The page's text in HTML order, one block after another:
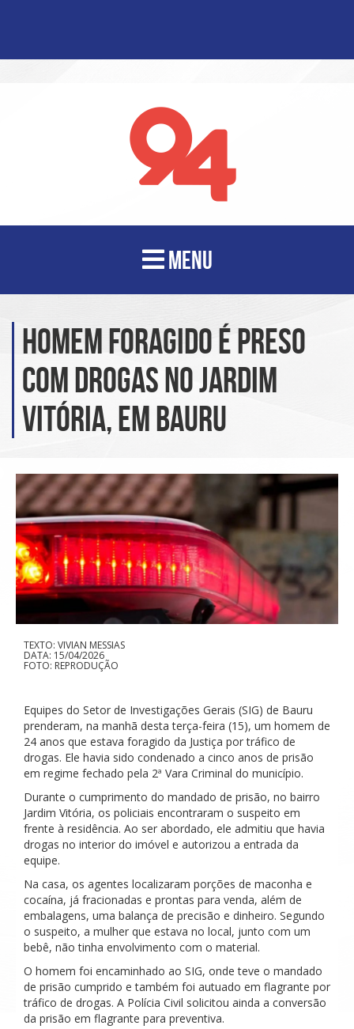
MENU
Homem foragido é preso
com drogas no Jardim
Vitória, em Bauru
TEXTO: VIVIAN MESSIAS
DATA: 15/04/2026
FOTO: REPRODUÇÃO
Equipes do Setor de Investigações Gerais (SIG) de Bauru
prenderam, na manhã desta terça-feira (15), um homem de
24 anos que estava foragido da Justiça por tráfico de
drogas. Ele havia sido condenado a cinco anos de prisão
em regime fechado pela 2ª Vara Criminal do município.
Durante o cumprimento do mandado de prisão, no bairro
Jardim Vitória, os policiais encontraram o suspeito em
frente à residência. Ao ser abordado, ele admitiu que havia
drogas no interior do imóvel e autorizou a entrada da
equipe.
Na casa, os agentes localizaram porções de maconha e
cocaína, já fracionadas e prontas para venda, além de
embalagens, uma balança de precisão e dinheiro. Segundo
o suspeito, a mulher que estava no local, junto com um
bebê, não tinha envolvimento com o material.
O homem foi encaminhado ao SIG, onde teve o mandado
de prisão cumprido e também foi autuado em flagrante por
tráfico de drogas. A Polícia Civil solicitou ainda a conversão
da prisão em flagrante para preventiva.